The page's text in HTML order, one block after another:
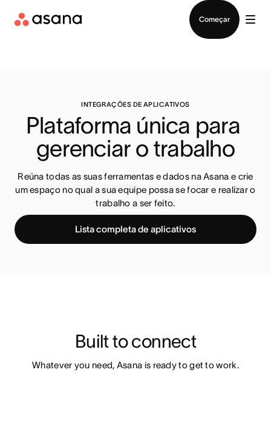
Começar
INTEGRAÇÕES DE APLICATIVOS
Plataforma única para
gerenciar o trabalho
Reúna todas as suas ferramentas e dados na Asana e crie
um espaço no qual a sua equipe possa se focar e realizar o
trabalho a ser feito.
Lista completa de aplicativos
Built to connect
Whatever you need, Asana is ready to get to work.